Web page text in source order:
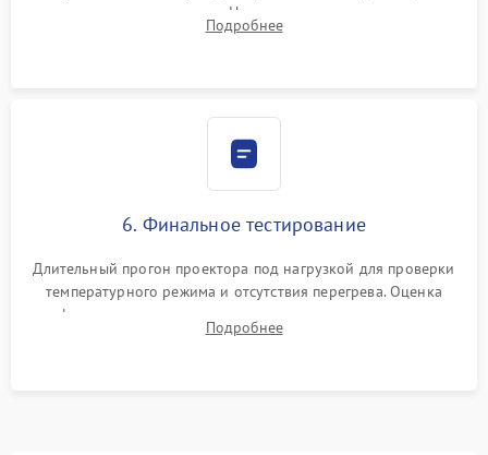
и устранения размытия. Надежное подключение всех
шлейфов, установка датчиков и закрытие корпуса
Подробнее
6. Финальное тестирование
Длительный прогон проектора под нагрузкой для проверки
температурного режима и отсутствия перегрева. Оценка
фокуса, контрастности и цветопередачи на тестовых
таблицах. Проверка работы всех видеовходов и кнопок
Подробнее